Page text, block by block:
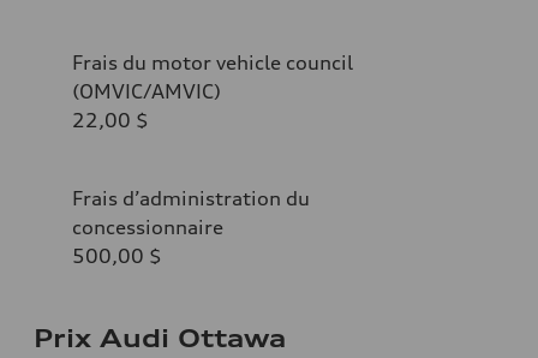
Frais du motor vehicle council
(OMVIC/AMVIC)
22,00 $
Frais d’administration du
concessionnaire
500,00 $
Prix Audi Ottawa